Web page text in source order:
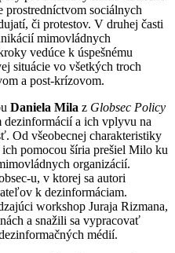
prostredníctvom sociálnych
či protestov. V druhej časti
mimovládnych
vedúce k úspešnému
situácie vo všetkých troch
a post-krízovom.
Daniela Mila z Globsec Policy
dezinformácií a ich vplyvu na
Od všeobecnej charakteristiky
pomocou šíria prešiel Milo ku
organizácií.
u, v ktorej sa autori
k dezinformáciam.
workshop Juraja Rizmana,
a snažili sa vypracovať
médií.